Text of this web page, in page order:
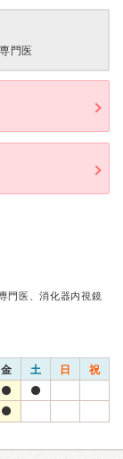
門医
門医、消化器内視鏡
金 土 日 祝